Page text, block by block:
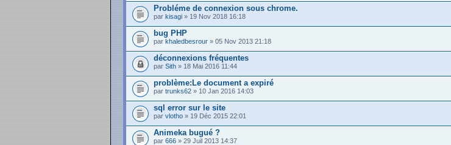
Probléme de connexion sous chrome.
par kisagi » 19 Nov 2018 16:18
bug PHP
par khaledbesrour » 05 Nov 2013 21:18
déconnexions fréquentes
par Sith » 18 Mai 2016 11:44
problème:Le document a expiré
par trunks62 » 10 Jan 2016 14:03
sql error sur le site
par vlotho » 19 Déc 2015 22:01
Animeka bugué ?
par 666 » 29 Juil 2013 14:37